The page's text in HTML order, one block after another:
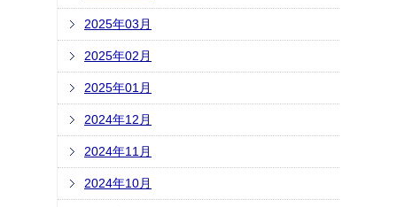
2025年03月
2025年02月
2025年01月
2024年12月
2024年11月
2024年10月